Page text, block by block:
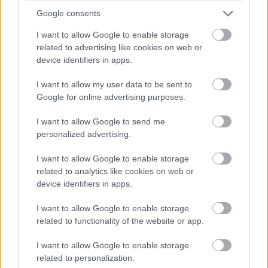
Google consents
I want to allow Google to enable storage
related to advertising like cookies on web or
device identifiers in apps.
I want to allow my user data to be sent to
Google for online advertising purposes.
I want to allow Google to send me
personalized advertising.
I want to allow Google to enable storage
related to analytics like cookies on web or
device identifiers in apps.
I want to allow Google to enable storage
related to functionality of the website or app.
I want to allow Google to enable storage
related to personalization.
Balogh Tamás
Nem tud úrrá lenni a fékproblémákon a Cadillac
Hiába hoztak az F1-es Magyar Nagydíjra fejlesztést is hozzá,
továbbra is szenvednek a fékhűtési problémáktól a Cadillacnél –
ismerte el Valtteri Bottas. A gond a leglátványosabban